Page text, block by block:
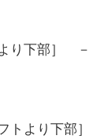
り下部］
トより下部